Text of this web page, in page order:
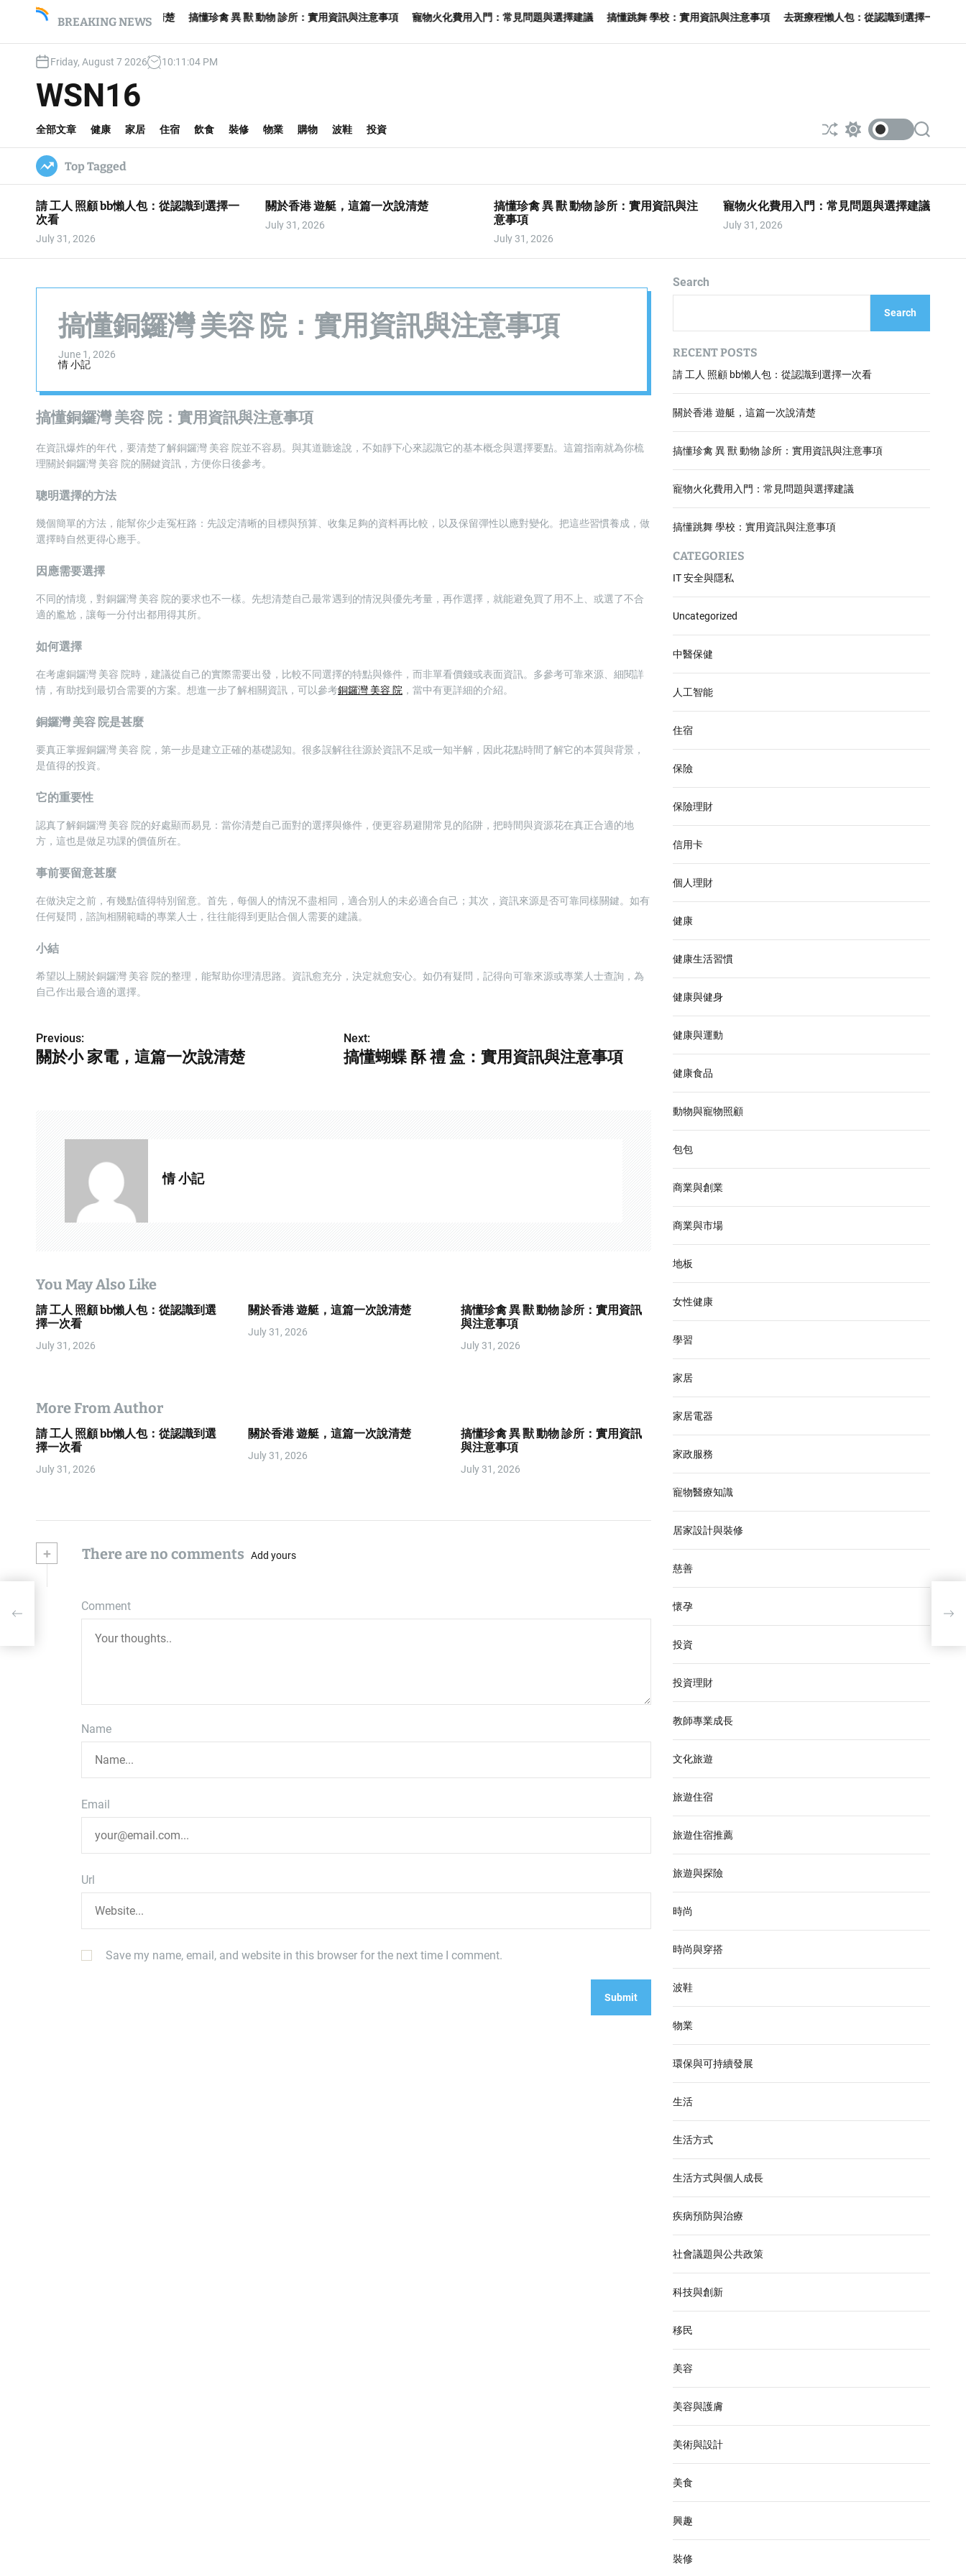
t
BREAKING NEWS
遊艇，這篇一次說清楚 搞懂珍禽 異 獸 動物 診所：實用資訊與注意事項 寵物火化費用入門：常見問題與選擇建議 搞懂跳舞 學校：實用資訊與注意事項 去斑療程懶人包：從認識到選擇一次看 搞懂小 家電
Friday, August 7 2026 10:11 :05 PM
WSN16
全部文章 健康 家居 住宿 飲食 裝修 物業 購物 波鞋 投資
S
h
l
S
w
c
c
r
d
S
e
c
Top Tagged
請 工人 照顧 bb懶人包：從認識到選擇一
次看
July 31, 2026
關於香港 遊艇，這篇一次說清楚
July 31, 2026
搞懂珍禽 異 獸 動物 診所：實用資訊與注
意事項
July 31, 2026
寵物火化費用入門：常見問題與選擇建議
July 31, 2026
搞懂銅鑼灣 美容 院：實用資訊與注意事項
June 1, 2026
情 小記
搞懂銅鑼灣 美容 院：實用資訊與注意事項
在資訊爆炸的年代，要清楚了解銅鑼灣 美容 院並不容易。與其道聽途說，不如靜下心來認識它的基本概念與選擇要點。這篇指南就為你梳
理關於銅鑼灣 美容 院的關鍵資訊，方便你日後參考。
聰明選擇的方法
幾個簡單的方法，能幫你少走冤枉路：先設定清晰的目標與預算、收集足夠的資料再比較，以及保留彈性以應對變化。把這些習慣養成，做
選擇時自然更得心應手。
因應需要選擇
不同的情境，對銅鑼灣 美容 院的要求也不一樣。先想清楚自己最常遇到的情況與優先考量，再作選擇，就能避免買了用不上、或選了不合
適的尷尬，讓每一分付出都用得其所。
如何選擇
在考慮銅鑼灣 美容 院時，建議從自己的實際需要出發，比較不同選擇的特點與條件，而非單看價錢或表面資訊。多參考可靠來源、細閱詳
情，有助找到最切合需要的方案。想進一步了解相關資訊，可以參考銅鑼灣 美容 院 ，當中有更詳細的介紹。
銅鑼灣 美容 院是甚麼
要真正掌握銅鑼灣 美容 院，第一步是建立正確的基礎認知。很多誤解往往源於資訊不足或一知半解，因此花點時間了解它的本質與背景，
是值得的投資。
它的重要性
認真了解銅鑼灣 美容 院的好處顯而易見：當你清楚自己面對的選擇與條件，便更容易避開常見的陷阱，把時間與資源花在真正合適的地
方，這也是做足功課的價值所在。
事前要留意甚麼
在做決定之前，有幾點值得特別留意。首先，每個人的情況不盡相同，適合別人的未必適合自己；其次，資訊來源是否可靠同樣關鍵。如有
任何疑問，諮詢相關範疇的專業人士，往往能得到更貼合個人需要的建議。
小結
希望以上關於銅鑼灣 美容 院的整理，能幫助你理清思路。資訊愈充分，決定就愈安心。如仍有疑問，記得向可靠來源或專業人士查詢，為
自己作出最合適的選擇。
P
o
a
t
i
Previous:
關於小 家電，這篇一次說清楚
Next:
搞懂蝴蝶 酥 禮 盒：實用資訊與注意事項
情 小記
You May Also Like
請 工人 照顧 bb懶人包：從認識到選
擇一次看
July 31, 2026
關於香港 遊艇，這篇一次說清楚
July 31, 2026
搞懂珍禽 異 獸 動物 診所：實用資訊
與注意事項
July 31, 2026
More From Author
請 工人 照顧 bb懶人包：從認識到選
擇一次看
July 31, 2026
關於香港 遊艇，這篇一次說清楚
July 31, 2026
搞懂珍禽 異 獸 動物 診所：實用資訊
與注意事項
July 31, 2026
+ There are no comments Add yours
Comment
Name
Email
Url
Save my name, email, and website in this browser for the next time I comment.
Search
Search
RECENT POSTS
請 工人 照顧 bb懶人包：從認識到選擇一次看
關於香港 遊艇，這篇一次說清楚
搞懂珍禽 異 獸 動物 診所：實用資訊與注意事項
寵物火化費用入門：常見問題與選擇建議
搞懂跳舞 學校：實用資訊與注意事項
CATEGORIES
IT 安全與隱私
Uncategorized
中醫保健
人工智能
住宿
保險
保險理財
信用卡
個人理財
健康
健康生活習慣
健康與健身
健康與運動
健康食品
動物與寵物照顧
包包
商業與創業
商業與市場
地板
女性健康
學習
家居
家居電器
家政服務
寵物醫療知識
居家設計與裝修
慈善
懷孕
投資
投資理財
教師專業成長
文化旅遊
旅遊住宿
旅遊住宿推薦
旅遊與探險
時尚
時尚與穿搭
波鞋
物業
環保與可持續發展
生活
生活方式
生活方式與個人成長
疾病預防與治療
社會議題與公共政策
科技與創新
移民
美容
美容與護膚
美術與設計
美食
興趣
裝修